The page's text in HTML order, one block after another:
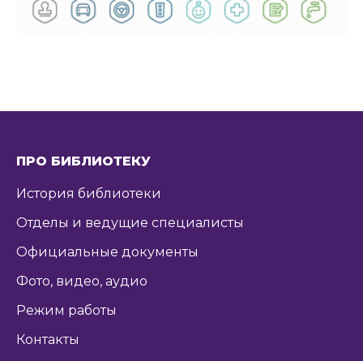
ПРО БИБЛИОТЕКУ
История библиотеки
Отделы и ведущие специалисты
Официальные документы
Фото, видео, аудио
Режим работы
Контакты